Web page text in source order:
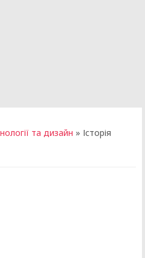
та дизайн » Історія